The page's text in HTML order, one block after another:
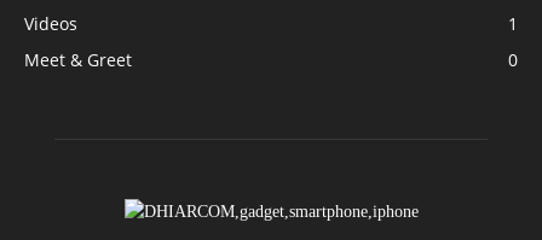
Videos
1
Meet & Greet
0